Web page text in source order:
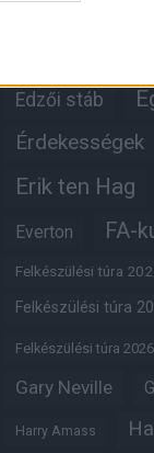
Edzői stáb
Érdekességek
Erik ten Hag
Everton FA-
Felkészülési túra
Felkészülési túra
Felkészülési túra 2026
Gary Neville
Harry Amass